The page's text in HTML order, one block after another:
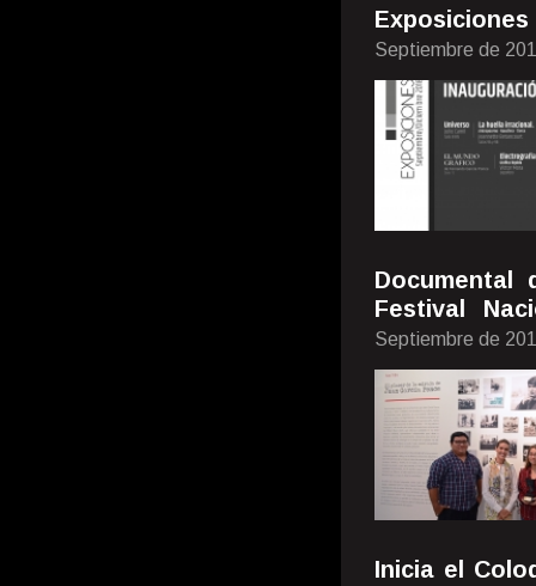
Septiembre de
Documental
Festival
Septiembre de
Inicia el